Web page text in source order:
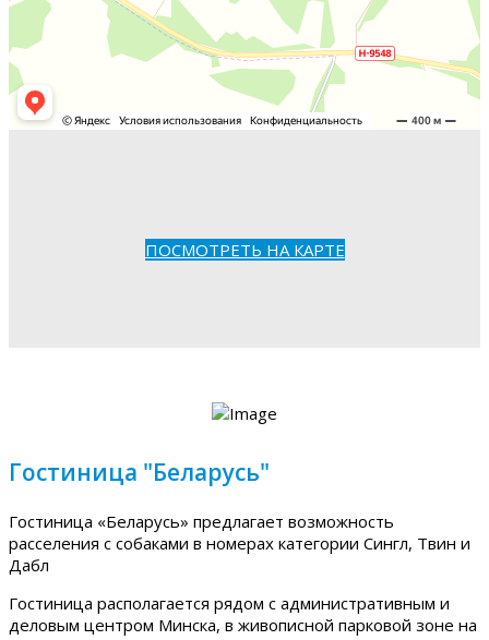
ПОСМОТРЕТЬ НА КАРТЕ
Гостиница "Беларусь"
Гостиница «Беларусь» предлагает возможность
расселения с собаками в номерах категории Сингл, Твин и
Дабл
Гостиница располагается рядом с административным и
деловым центром Минска, в живописной парковой зоне на